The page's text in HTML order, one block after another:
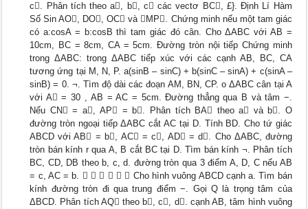
c. Phân tích theo a, b, c các vectơ BC, £}. Định Lí Hàm
Số Sin AO, DO, OC và MP. Chứng minh nếu một tam giác
có a:cosA = b:cosB thì tam giác đó cân. Cho ΔABC với AB =
10cm, BC = 8cm, CA = 5cm. Đường tròn nội tiếp Chứng minh
trong ΔABC: trong ΔABC tiếp xúc với các cạnh AB, BC, CA
tương ứng tại M, N, P. a(sinB – sinC) + b(sinC – sinA) + c(sinA –
sinB) = 0. ¬. Tìm độ dài các đoạn AM, BN, CP. o ΔABC cân tại A
với A = 30 , AB = AC = 5cm. Đường thẳng qua B và tâm −.
Nếu CN = a, AP = b. Phân tích BA theo a và b. O
đường tròn ngoại tiếp ΔABC cắt AC tại D. Tính BD. Cho tứ giác
ABCD với AB = b, AC = c, AD = d. Cho ΔABC, đường
tròn bán kính r qua A, B cắt BC tại D. Tìm bán kính ¬. Phân tích
BC, CD, DB theo b, c, d. đường tròn qua 3 điểm A, D, C nếu AB
= c, AC = b.       Cho hình vuông ABCD cạnh a. Tìm bán
kính đường tròn đi qua trung điểm −. Gọi Q là trọng tâm của
ΔBCD. Phân tích AQ theo b, c, d. cạnh AB, tâm hình vuông